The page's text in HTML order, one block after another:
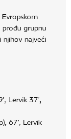
prođu grupnu
njihov najveći
Lervik 37',
67', Lervik